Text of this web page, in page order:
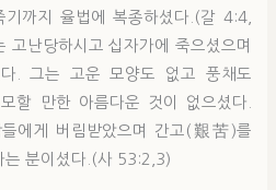
까지 율법에 복종하셨다.(갈 4:4,
난당하시고 십자가에 죽으셨으며
. 그는 고운 모양도 없고 풍채도
할 만한 아름다운 것이 없으셨다.
에게 버림받았으며 간고(艱苦)를
는 분이셨다.(사 53:2,3)